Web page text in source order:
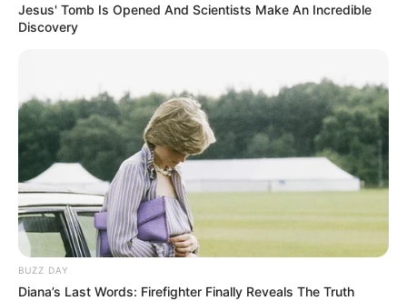
Jesus' Tomb Is Opened And Scientists Make An Incredible
Discovery
BUZZ DAY
Diana’s Last Words: Firefighter Finally Reveals The Truth